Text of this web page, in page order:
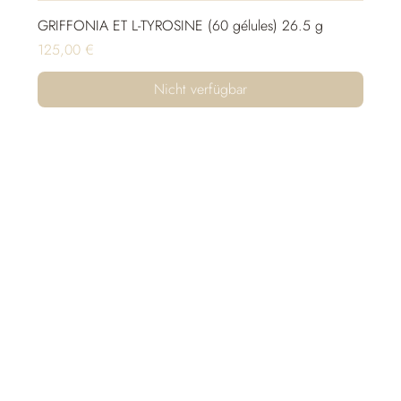
GRIFFONIA ET L-TYROSINE (60 gélules) 26.5 g
Preis
125,00 €
Nicht verfügbar